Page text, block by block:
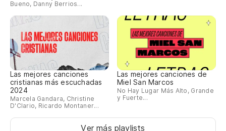
Bueno, Danny Berrios...
Las mejores canciones
cristianas más escuchadas
2024
Marcela Gandara, Christine
D'Clario, Ricardo Montaner...
Las mejores canciones de
Miel San Marcos
No Hay Lugar Más Alto, Grande
y Fuerte...
Ver más playlists